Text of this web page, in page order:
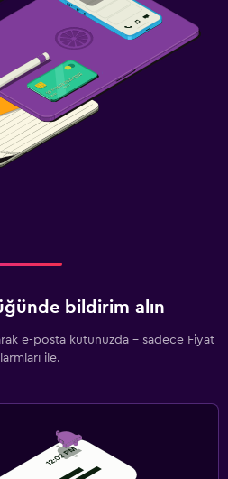
bildirim alın
e-posta kutunuzda - sadece Fiyat
ile.